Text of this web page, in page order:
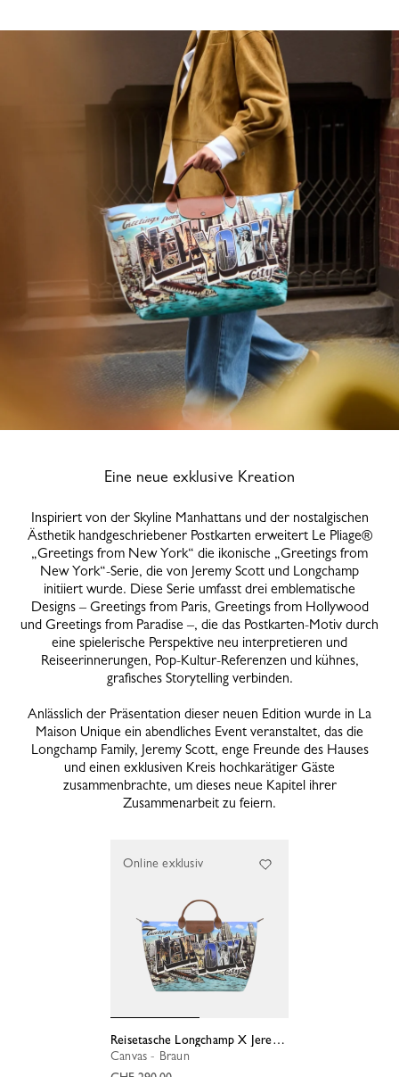
Eine neue exklusive Kreation
Inspiriert von der Skyline Manhattans und der nostalgischen
Ästhetik handgeschriebener Postkarten erweitert Le Pliage®
„Greetings from New York“ die ikonische „Greetings from
New York“-Serie, die von Jeremy Scott und Longchamp
initiiert wurde. Diese Serie umfasst drei emblematische
Designs – Greetings from Paris, Greetings from Hollywood
und Greetings from Paradise –, die das Postkarten-Motiv durch
eine spielerische Perspektive neu interpretieren und
Reiseerinnerungen, Pop-Kultur-Referenzen und kühnes,
grafisches Storytelling verbinden.
Anlässlich der Präsentation dieser neuen Edition wurde in La
Maison Unique ein abendliches Event veranstaltet, das die
Longchamp Family, Jeremy Scott, enge Freunde des Hauses
und einen exklusiven Kreis hochkarätiger Gäste
zusammenbrachte, um dieses neue Kapitel ihrer
Zusammenarbeit zu feiern.
Reisetasche Longchamp X Jeremy Scott S
Canvas - Braun
Online exklusiv